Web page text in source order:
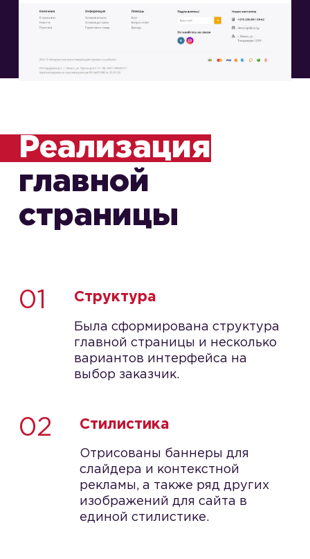
Реализация
главной
страницы
01 Структура
Была сформирована структура
главной страницы и несколько
вариантов интерфейса на
выбор заказчик.
02 Стилистика
Отрисованы баннеры для
слайдера и контекстной
рекламы, а также ряд других
изображений для сайта в
единой стилистике.